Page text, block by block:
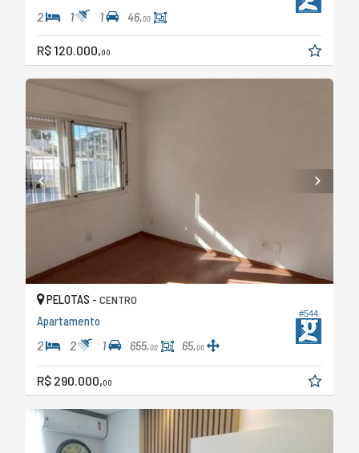
2 1 1 46,00
R$ 120.000,00
#544
PELOTAS - CENTRO
Apartamento
2 2 1 655,00 65,00
R$ 290.000,00